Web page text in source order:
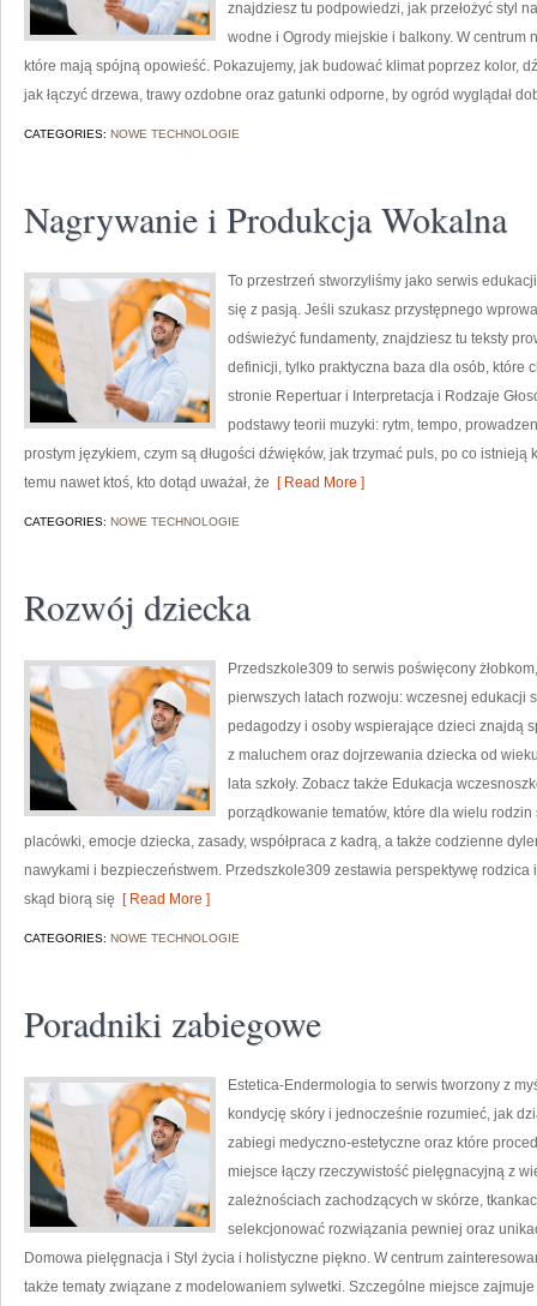
znajdziesz tu podpowiedzi, jak przełożyć styl
wodne i Ogrody miejskie i balkony. W centrum
które mają spójną opowieść. Pokazujemy, jak budować klimat poprzez kolor,
jak łączyć drzewa, trawy ozdobne oraz gatunki odporne, by ogród wyglądał
CATEGORIES: NOWE TECHNOLOGIE
Nagrywanie i Produkcja Wokalna
To przestrzeń stworzyliśmy jako serwis
się z pasją. Jeśli szukasz przystępnego
odświeżyć fundamenty, znajdziesz tu teksty
definicji, tylko praktyczna baza dla osób, które
stronie Repertuar i Interpretacja i Rodzaje
podstawy teorii muzyki: rytm, tempo,
prostym językiem, czym są długości dźwięków, jak trzymać puls, po co
temu nawet ktoś, kto dotąd uważał, że [ Read More ]
CATEGORIES: NOWE TECHNOLOGIE
Rozwój dziecka
Przedszkole309 to serwis poświęcony
pierwszych latach rozwoju: wczesnej edukacji
pedagodzy i osoby wspierające dzieci znajdą
z maluchem oraz dojrzewania dziecka od
lata szkoły. Zobacz także Edukacja
porządkowanie tematów, które dla wielu
placówki, emocje dziecka, zasady, współpraca z kadrą, a także codzienne
nawykami i bezpieczeństwem. Przedszkole309 zestawia perspektywę rodzica
skąd biorą się [ Read More ]
CATEGORIES: NOWE TECHNOLOGIE
Poradniki zabiegowe
Estetica-Endermologia to serwis tworzony z
kondycję skóry i jednocześnie rozumieć, jak
zabiegi medyczno-estetyczne oraz które
miejsce łączy rzeczywistość pielęgnacyjną z
zależnościach zachodzących w skórze,
selekcjonować rozwiązania pewniej oraz
Domowa pielęgnacja i Styl życia i holistyczne piękno. W centrum
także tematy związane z modelowaniem sylwetki. Szczególne miejsce